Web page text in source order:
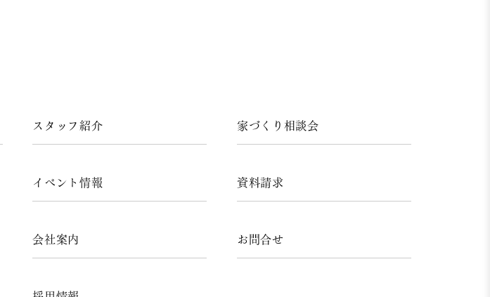
スタッフ紹介
イベント情報
会社案内
家づくり相談会
資料請求
お問合せ